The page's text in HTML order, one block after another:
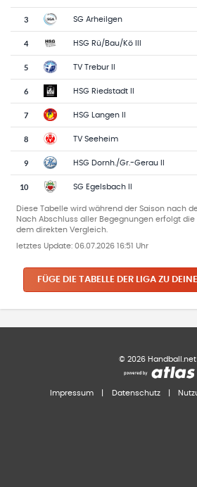
3 SG Arheilgen
4 HSG Rü/Bau/Kö III
5 TV Trebur II
6 HSG Riedstadt II
7 HSG Langen II
8 TV Seeheim
9 HSG Dornh./Gr.-Gerau II
10 SG Egelsbach II
Diese Tabelle wird während der Saison nach
Nach Abschluss aller Begegnungen erfolgt
dem direkten Vergleich.
letztes Update: 06.07.2026 16:51 Uhr
FÜGE DIE TABELLE DER LIGA ZU
© 2026 Handball.net
Impressum Datenschutz